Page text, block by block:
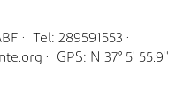
· Tel: 289591553 ·
· GPS: N 37° 5' 55.9''